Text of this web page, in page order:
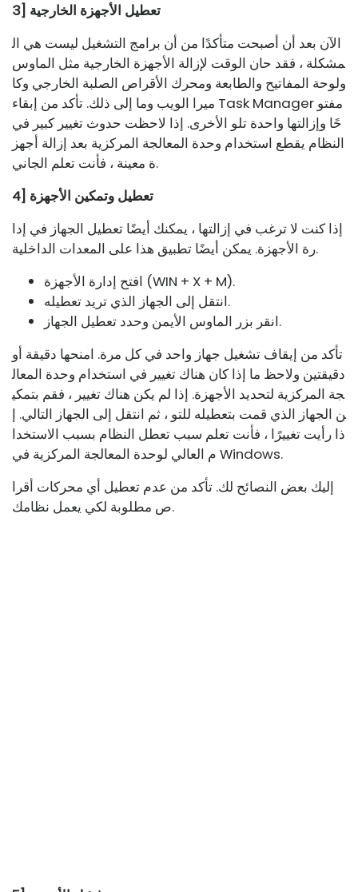
3] تعطيل الأجهزة الخارجية
الآن بعد أن أصبحت متأكدًا من أن برامج التشغيل ليست هي ال
مشكلة ، فقد حان الوقت لإزالة الأجهزة الخارجية مثل الماوس
ولوحة المفاتيح والطابعة ومحرك الأقراص الصلبة الخارجي وكا
ميرا الويب وما إلى ذلك. تأكد من إبقاء Task Manager مفتو
حًا وإزالتها واحدة تلو الأخرى. إذا لاحظت حدوث تغيير كبير في
النظام يقطع استخدام وحدة المعالجة المركزية بعد إزالة أجهز
ة معينة ، فأنت تعلم الجاني.
4] تعطيل وتمكين الأجهزة
إذا كنت لا ترغب في إزالتها ، يمكنك أيضًا تعطيل الجهاز في إدا
رة الأجهزة. يمكن أيضًا تطبيق هذا على المعدات الداخلية.
افتح إدارة الأجهزة (WIN + X + M).
انتقل إلى الجهاز الذي تريد تعطيله.
انقر بزر الماوس الأيمن وحدد تعطيل الجهاز.
تأكد من إيقاف تشغيل جهاز واحد في كل مرة. امنحها دقيقة أو
دقيقتين ولاحظ ما إذا كان هناك تغيير في استخدام وحدة المعال
جة المركزية لتحديد الأجهزة. إذا لم يكن هناك تغيير ، فقم بتمكي
ن الجهاز الذي قمت بتعطيله للتو ، ثم انتقل إلى الجهاز التالي. إ
ذا رأيت تغييرًا ، فأنت تعلم سبب تعطل النظام بسبب الاستخدا
م العالي لوحدة المعالجة المركزية في Windows.
إليك بعض النصائح لك. تأكد من عدم تعطيل أي محركات أقرا
ص مطلوبة لكي يعمل نظامك.